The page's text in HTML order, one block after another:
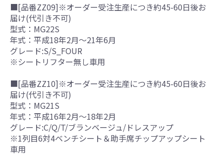
■[品番ZZ09]※オーダー受注生産につき約45-60日後お
届け(代引き不可)
型式：MG22S
年式：平成18年2月～21年6月
グレード:S/S_FOUR
※シートリフター無し車用
■[品番ZZ10]※オーダー受注生産につき約45-60日後お
届け(代引き不可)
型式：MG21S
年式：平成16年2月～18年2月
グレード:C/Q/T/ブランベージュ/ドレスアップ
※1列目6対4ベンチシート＆助手席チップアップシート
車用